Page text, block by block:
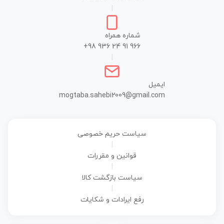
شماره همراه
+98 936 24 91 966
ایمیل
mogtaba.sahebi2009@gmail.com
سیاست حریم خصوصی
قوانین و مقررات
سیاست بازگشت کالا
رفع ایرادات و شکایات